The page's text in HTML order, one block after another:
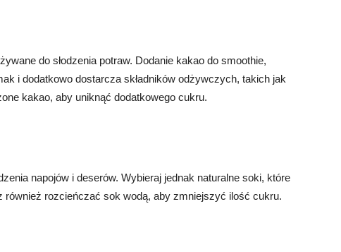
do słodzenia potraw. Dodanie kakao do smoothie,
i dodatkowo dostarcza składników odżywczych, takich jak
kakao, aby uniknąć dodatkowego cukru.
napojów i deserów. Wybieraj jednak naturalne soki, które
również rozcieńczać sok wodą, aby zmniejszyć ilość cukru.